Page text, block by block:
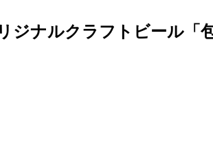
ジナルクラフトビール「